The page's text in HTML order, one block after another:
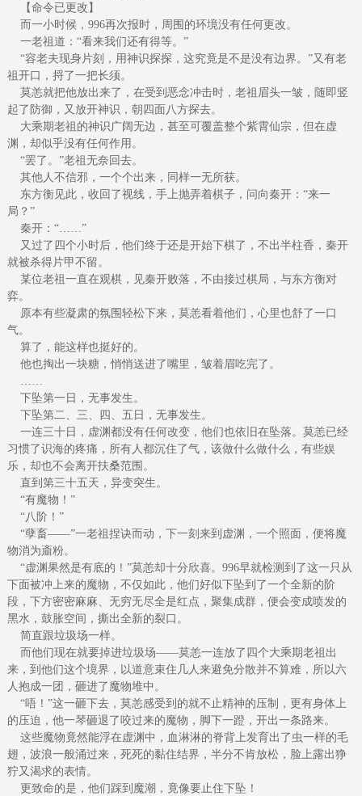
【命令已更改】
而一小时候，996再次报时，周围的环境没有任何更改。
一老祖道：“看来我们还有得等。”
“容老夫现身片刻，用神识探探，这究竟是不是没有边界。”又有老
祖开口，捋了一把长须。
莫恙就把他放出来了，在受到恶念冲击时，老祖眉头一皱，随即竖
起了防御，又放开神识，朝四面八方探去。
大乘期老祖的神识广阔无边，甚至可覆盖整个紫霄仙宗，但在虚
渊，却似乎没有任何作用。
“罢了。”老祖无奈回去。
其他人不信邪，一个个出来，同样一无所获。
东方衡见此，收回了视线，手上抛弄着棋子，问向秦开：“来一
局？”
秦开：“……”
又过了四个小时后，他们终于还是开始下棋了，不出半柱香，秦开
就被杀得片甲不留。
某位老祖一直在观棋，见秦开败落，不由接过棋局，与东方衡对
弈。
原本有些凝肃的氛围轻松下来，莫恙看着他们，心里也舒了一口
气。
算了，能这样也挺好的。
他也掏出一块糖，悄悄送进了嘴里，皱着眉吃完了。
下坠第一日，无事发生。
下坠第二、三、四、五日，无事发生。
一连三十日，虚渊都没有任何改变，他们也依旧在坠落。莫恙已经
习惯了识海的疼痛，所有人都沉住了气，该做什么做什么，有些娱
乐，却也不会离开扶桑范围。
直到第三十五天，异变突生。
“有魔物！”
“八阶！”
“孽畜——”一老祖捏诀而动，下一刻来到虚渊，一个照面，便将魔
物消为齑粉。
“虚渊果然是有底的！”莫恙却十分欣喜。996早就检测到了这一只从
下面被冲上来的魔物，不仅如此，他们好似下坠到了一个全新的阶
段，下方密密麻麻、无穷无尽全是红点，聚集成群，便会变成喷发的
黑水，鼓胀空间，撕出全新的裂口。
简直跟垃圾场一样。
而他们现在就要掉进垃圾场——莫恙一连放了四个大乘期老祖出
来，到他们这个境界，以道意束住几人来避免分散并不算难，所以六
人抱成一团，砸进了魔物堆中。
“唔！”这一砸下去，莫恙感受到的就不止精神的压制，更有身体上
的压迫，他一琴砸退了咬过来的魔物，脚下一蹬，开出一条路来。
这些魔物竟然能浮在虚渊中，血淋淋的脊背上发育出了虫一样的毛
翅，波浪一般涌过来，死死的黏住结界，半分不肯放松，脸上露出狰
狞又渴求的表情。
更致命的是，他们踩到魔潮，竟像要止住下坠！